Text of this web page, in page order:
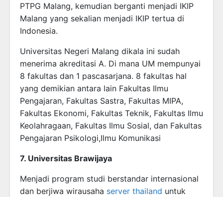
PTPG Malang, kemudian berganti menjadi IKIP
Malang yang sekalian menjadi IKIP tertua di
Indonesia.
Universitas Negeri Malang dikala ini sudah
menerima akreditasi A. Di mana UM mempunyai
8 fakultas dan 1 pascasarjana. 8 fakultas hal
yang demikian antara lain Fakultas Ilmu
Pengajaran, Fakultas Sastra, Fakultas MIPA,
Fakultas Ekonomi, Fakultas Teknik, Fakultas Ilmu
Keolahragaan, Fakultas Ilmu Sosial, dan Fakultas
Pengajaran Psikologi,Ilmu Komunikasi
7. Universitas Brawijaya
Menjadi program studi berstandar internasional
dan berjiwa wirausaha server thailand untuk